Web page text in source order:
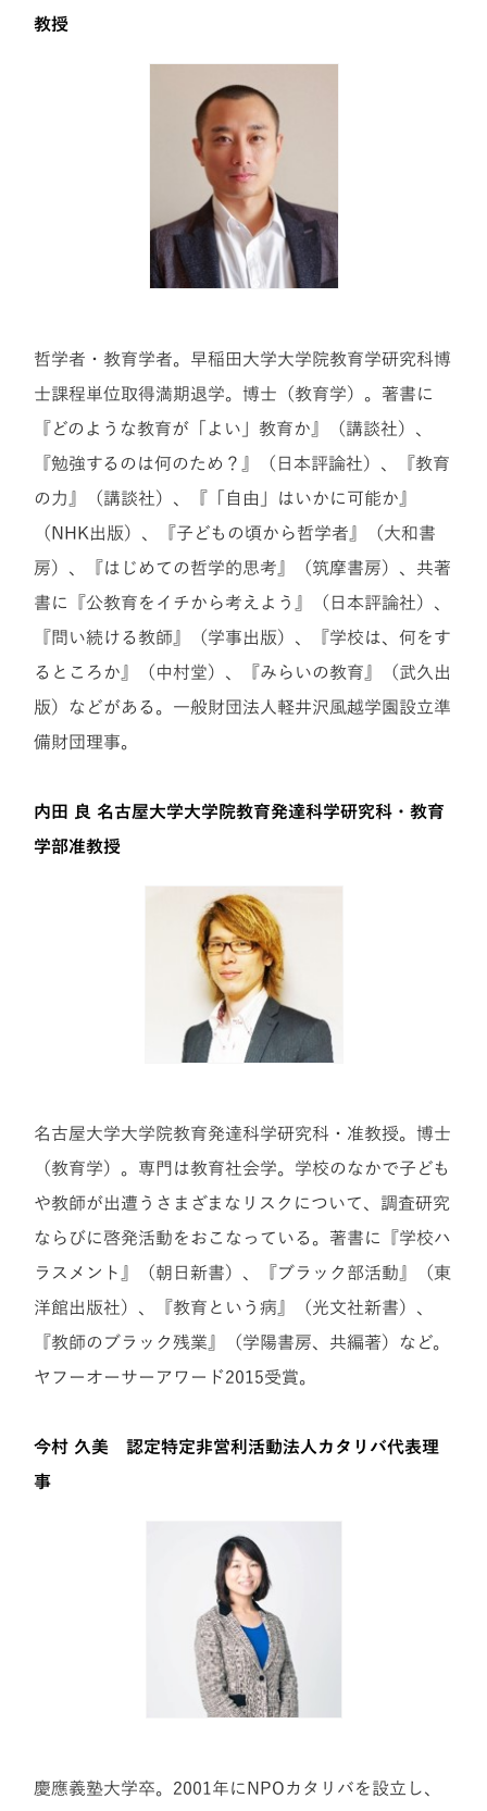
教授
哲学者・教育学者。早稲田大学大学院教育学研究科博
士課程単位取得満期退学。博士（教育学）。著書に
『どのような教育が「よい」教育か』（講談社）、
『勉強するのは何のため？』（日本評論社）、『教育
の力』（講談社）、『「自由」はいかに可能か』
（NHK出版）、『子どもの頃から哲学者』（大和書
房）、『はじめての哲学的思考』（筑摩書房）、共著
書に『公教育をイチから考えよう』（日本評論社）、
『問い続ける教師』（学事出版）、『学校は、何をす
るところか』（中村堂）、『みらいの教育』（武久出
版）などがある。一般財団法人軽井沢風越学園設立準
備財団理事。
内田 良 名古屋大学大学院教育発達科学研究科・教育
学部准教授
名古屋大学大学院教育発達科学研究科・准教授。博士
（教育学）。専門は教育社会学。学校のなかで子ども
や教師が出遭うさまざまなリスクについて、調査研究
ならびに啓発活動をおこなっている。著書に『学校ハ
ラスメント』（朝日新書）、『ブラック部活動』（東
洋館出版社）、『教育という病』（光文社新書）、
『教師のブラック残業』（学陽書房、共編著）など。
ヤフーオーサーアワード2015受賞。
今村 久美 認定特定非営利活動法人カタリバ代表理
事
慶應義塾大学卒。2001年にNPOカタリバを設立し、